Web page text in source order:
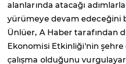
alanlarında atacağı
yürümeye devam edeceğini
Ünlüer, A Haber tarafından
Ekonomisi Etkinliği'nin
çalışma olduğunu